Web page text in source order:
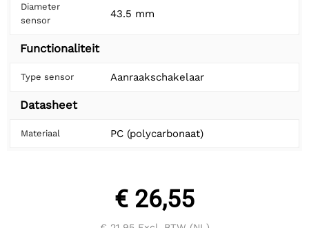
Diameter
sensor
43.5 mm
Functionaliteit
Type sensor Aanraakschakelaar
Datasheet
Materiaal PC (polycarbonaat)
€ 26,55